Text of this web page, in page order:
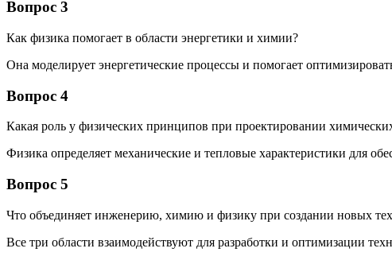
Вопрос 3
Как физика помогает в области энергетики и химии?
Она моделирует энергетические процессы и помогает
Вопрос 4
Какая роль у физических принципов при проектировании
Физика определяет механические и тепловые характеристики для
Вопрос 5
Что объединяет инженерию, химию и физику при создании новых
Все три области взаимодействуют для разработки и оптимизации